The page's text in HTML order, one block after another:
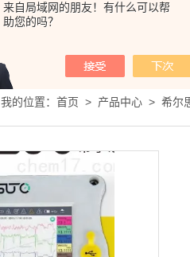
来自局域网的朋友！有什么可以帮
助您的吗？
我的位置：首页 > 产品中心 >希尔